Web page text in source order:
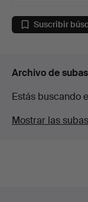
Suscribir
Archivo de
Estás buscando
Mostrar las